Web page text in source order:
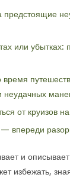
предстоящие
или
неудачных
от круизов
впереди
и
избежать,